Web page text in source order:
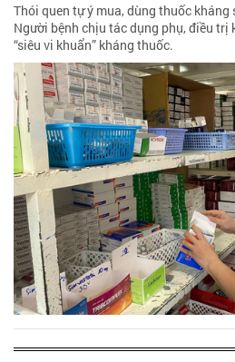
Thói quen tự ý mua, dùng thuốc
Người bệnh chịu tác dụng phụ, điều trị
“siêu vi khuẩn” kháng thuốc.